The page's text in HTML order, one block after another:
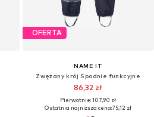
OFERTA
NAME IT
Zwężany krój Spodnie funkcyjne
86,32 zł
Pierwotnie: 107,90 zł
Ostatnia najniższa cena:75,12 zł